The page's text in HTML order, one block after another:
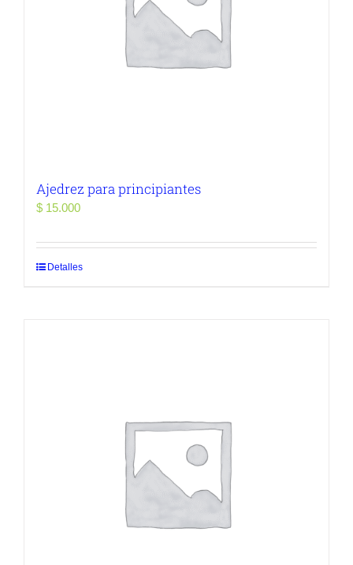
Ajedrez para principiantes
$ 15.000
Detalles